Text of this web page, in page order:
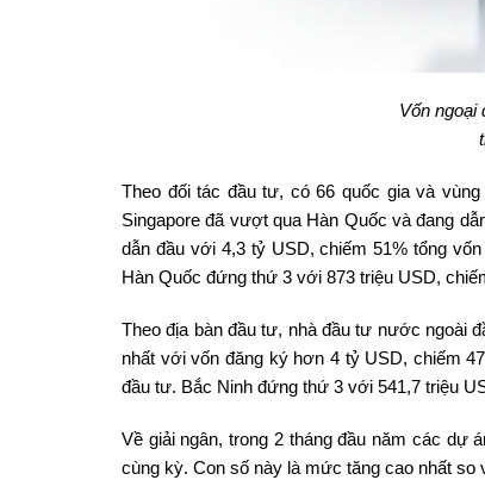
Vốn ngoại
Theo đối tác đầu tư, có 66 quốc gia và
Singapore đã vượt qua Hàn Quốc và đang
dẫn đầu với 4,3 tỷ USD, chiếm 51% tổng
Hàn Quốc đứng thứ 3 với 873 triệu USD,
Theo địa bàn đầu tư, nhà đầu tư nước ngoài
nhất với vốn đăng ký hơn 4 tỷ USD, chiếm
đầu tư. Bắc Ninh đứng thứ 3 với 541,7 triệu
Về giải ngân, trong 2 tháng đầu năm các dự
cùng kỳ. Con số này là mức tăng cao nhất so